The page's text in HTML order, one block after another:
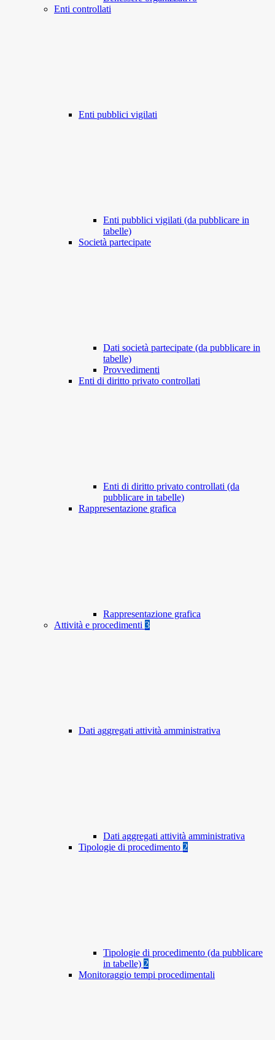
Enti controllati
Enti pubblici vigilati
Enti pubblici vigilati (da pubblicare in
tabelle)
Società partecipate
Dati società partecipate (da pubblicare in
tabelle)
Provvedimenti
Enti di diritto privato controllati
Enti di diritto privato controllati (da
pubblicare in tabelle)
Rappresentazione grafica
Rappresentazione grafica
Attività e procedimenti 3
Dati aggregati attività amministrativa
Dati aggregati attività amministrativa
Tipologie di procedimento 2
Tipologie di procedimento (da pubblicare
in tabelle) 2
Monitoraggio tempi procedimentali